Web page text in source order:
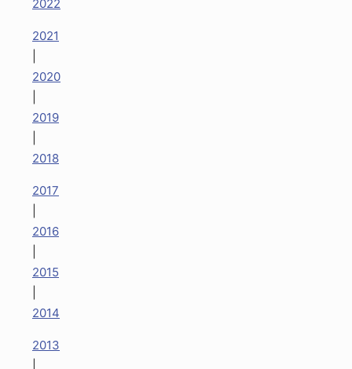
2022
2021
2020
2019
2018
2017
2016
2015
2014
2013